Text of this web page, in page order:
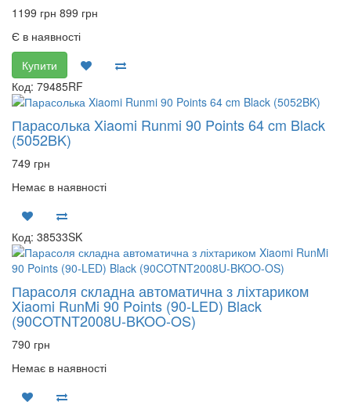
1199 грн 899 грн
Є в наявності
Купити
Код: 79485RF
Парасолька Xiaomi Runmi 90 Points 64 cm Black
(5052BK)
749 грн
Немає в наявності
Код: 38533SK
Парасоля складна автоматична з ліхтариком
Xiaomi RunMi 90 Points (90-LED) Black
(90COTNT2008U-BKOO-OS)
790 грн
Немає в наявності